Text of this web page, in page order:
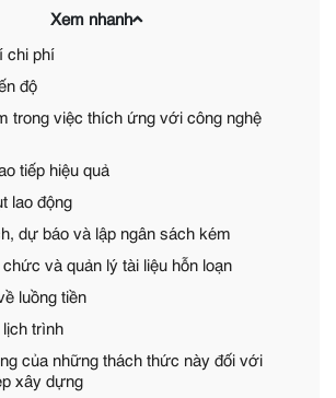
Xem nhanh
chi phí
độ
trong việc thích ứng với công nghệ
tiếp hiệu quả
lao động
dự báo và lập ngân sách kém
và quản lý tài liệu hỗn loạn
luồng tiền
trình
của những thách thức này đối với
xây dựng